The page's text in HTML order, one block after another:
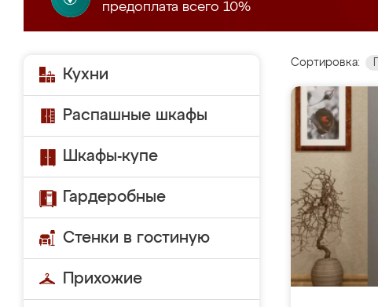
предоплата всего 10%
Кухни
Распашные шкафы
Шкафы-купе
Гардеробные
Стенки в гостиную
Прихожие
Сортировка: